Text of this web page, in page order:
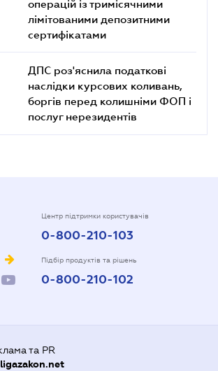
операцій із тримісячними
лімітованими депозитними
сертифікатами
ДПС роз'яснила податкові
наслідки курсових коливань,
боргів перед колишніми ФОП і
послуг нерезидентів
Центр підтримки користувачів
0-800-210-103
Підбір продуктів та рішень
0-800-210-102
та PR
ligazakon.net